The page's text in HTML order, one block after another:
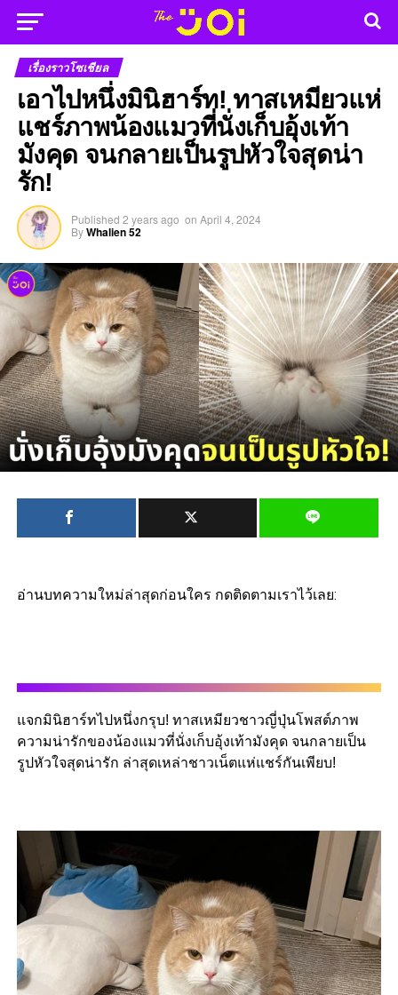
เรื่องราวโซเชียล
เอาไปหนึ่งมินิฮาร์ท! ทาสเหมียวแห่
แชร์ภาพน้องแมวที่นั่งเก็บอุ้งเท้า
มังคุด จนกลายเป็นรูปหัวใจสุดน่า
รัก!
Published 2 years ago on April 4, 2024
ByWhalien 52
อ่านบทความใหม่ล่าสุดก่อนใคร กดติดตามเราไว้เลย:
แจกมินิฮาร์ทไปหนึ่งกรุบ! ทาสเหมียวชาวญี่ปุ่นโพสต์ภาพ
ความน่ารักของน้องแมวที่นั่งเก็บอุ้งเท้ามังคุด จนกลายเป็น
รูปหัวใจสุดน่ารัก ล่าสุดเหล่าชาวเน็ตแห่แชร์กันเพียบ!